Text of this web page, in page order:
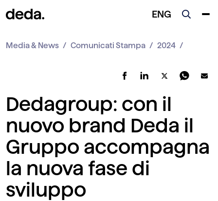
ENG
Media & News Comunicati Stampa 2024
Dedagroup: con il
nuovo brand Deda il
Gruppo accompagna
la nuova fase di
sviluppo